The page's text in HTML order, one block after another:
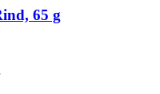
65 g